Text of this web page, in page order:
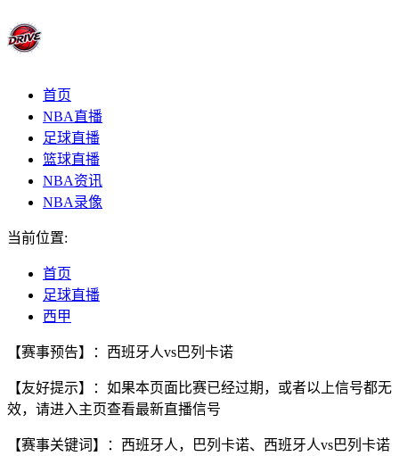
首页
NBA直播
足球直播
篮球直播
NBA资讯
NBA录像
当前位置:
首页
足球直播
西甲
【赛事预告】：西班牙人vs巴列卡诺
【友好提示】：如果本页面比赛已经过期，或者以上信号都无
效，请进入主页查看最新直播信号
【赛事关键词】：西班牙人，巴列卡诺、西班牙人vs巴列卡诺